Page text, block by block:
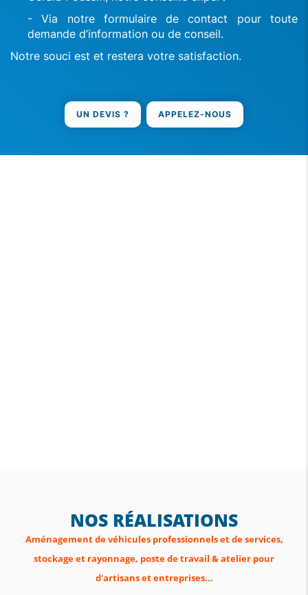
- Via notre formulaire de contact pour toute
demande d’information ou de conseil.
Notre souci est et restera votre satisfaction.
UN DEVIS ? APPELEZ-NOUS
NOS RÉALISATIONS
Aménagement de véhicules professionnels et de services,
stockage et rayonnage, poste de travail & atelier pour
d'artisans et entreprises...